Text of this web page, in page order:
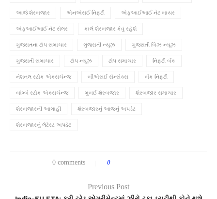
આજે શેરબજાર એનએસઈ નિફ્ટી એફઆઈઆઈ નેટ બાયર
એફઆઈઆઈ નેટ સેલર કાલે શેરબજાર કેવું રહેશે
ગુજરાતના ટોપ સમાચાર ગુજરાતી ન્યૂઝ ગુજરાતી બિઝ ન્યૂઝ
ગુજરાતી સમાચાર ટોપ ન્યૂઝ ટોપ સમાચાર નિફ્ટી બેંક
નેશનલ સ્ટોક એક્સચેન્જ બીએસઈ સેન્સેક્સ બેંક નિફ્ટી
બોમ્બે સ્ટોક એક્સચેન્જ મુંબઈ શેરબજાર શેરબજાર સમાચાર
શેરબજારની આગાહી શેરબજારનું આજનું અપડેટ
શેરબજારનું લેટેસ્ટ અપડેટ
0 comments 0
Previous Post